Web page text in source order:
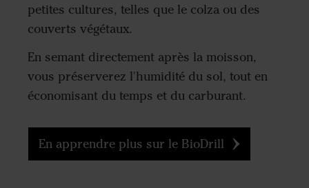
petites cultures, telles que le colza ou des
couverts végétaux.
En semant directement après la moisson,
vous préserverez l'humidité du sol, tout en
économisant du temps et du carburant.
En apprendre plus sur le BioDrill